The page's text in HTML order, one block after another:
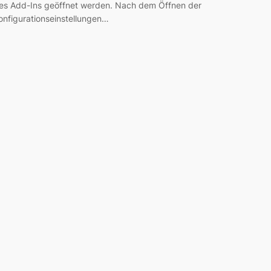
Add-Ins geöffnet werden. Nach dem Öffnen der